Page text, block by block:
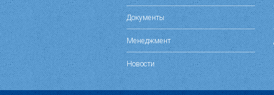
Документы
Менеджмент
Новости